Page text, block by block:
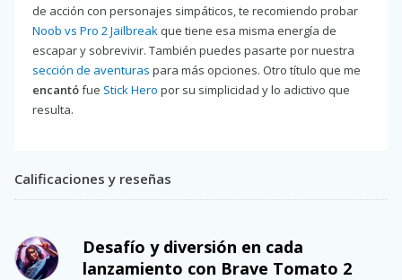
de acción con personajes simpáticos, te recomiendo probar
Noob vs Pro 2 Jailbreak que tiene esa misma energía de
escapar y sobrevivir. También puedes pasarte por nuestra
sección de aventuras para más opciones. Otro título que me
encantófue Stick Hero por su simplicidad y lo adictivo que
resulta.
Calificaciones y reseñas
Desafío y diversión en cada
lanzamiento con Brave Tomato 2